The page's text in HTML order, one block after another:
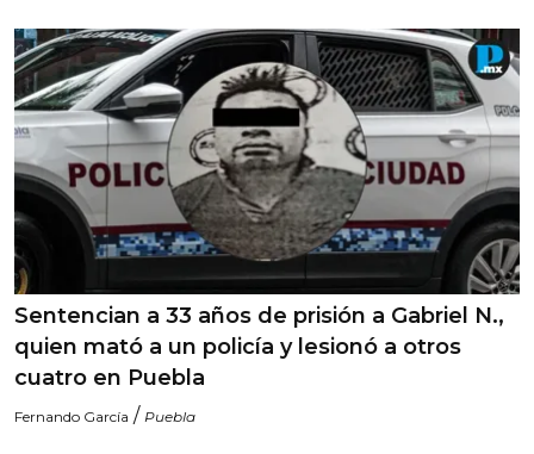
Sentencian a 33 años de prisión a Gabriel N.,
quien mató a un policía y lesionó a otros
cuatro en Puebla
Fernando García / Puebla